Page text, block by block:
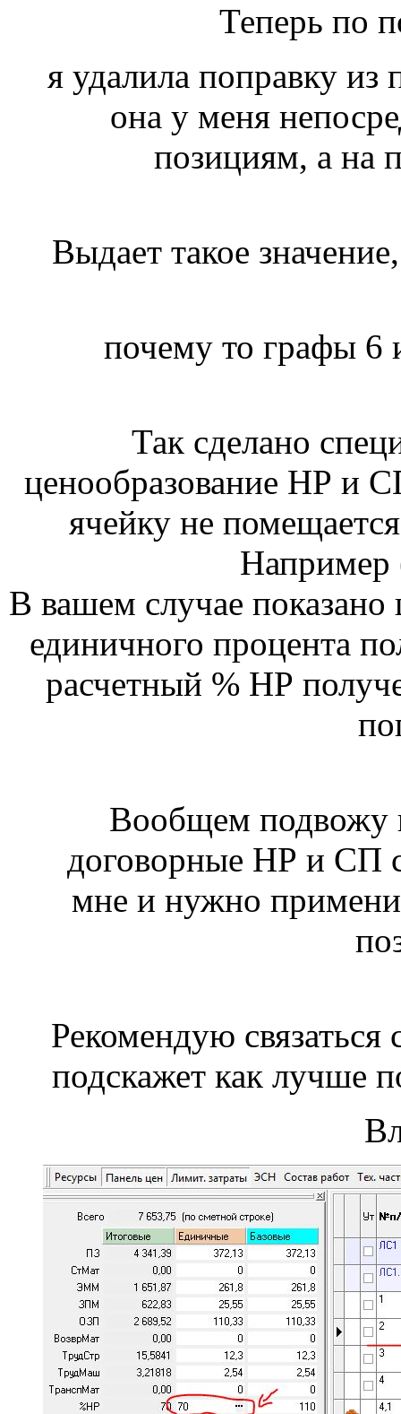
Теперь по
я удалила поправку
она у меня
позициям, а на
Выдает такое
почему то графы 6
Так сделано
ценообразование НР и
ячейку не
Например
В вашем случае показано
единичного процента
расчетный % НР
Вообщем подвожу
договорные НР и СП
мне и нужно
Рекомендую
подскажет как лучше